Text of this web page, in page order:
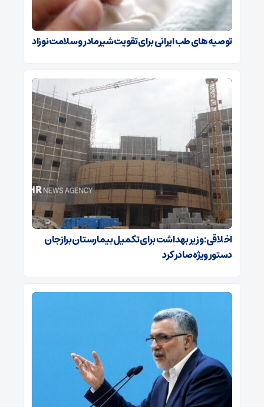
توصیه‌های طب ایرانی برای تقویت شیرمادر و سلامت نوزاد
اخلاقی: وزیر بهداشت برای تکمیل بیمارستان برازجان
دستور ویژه‌ صادر کرد